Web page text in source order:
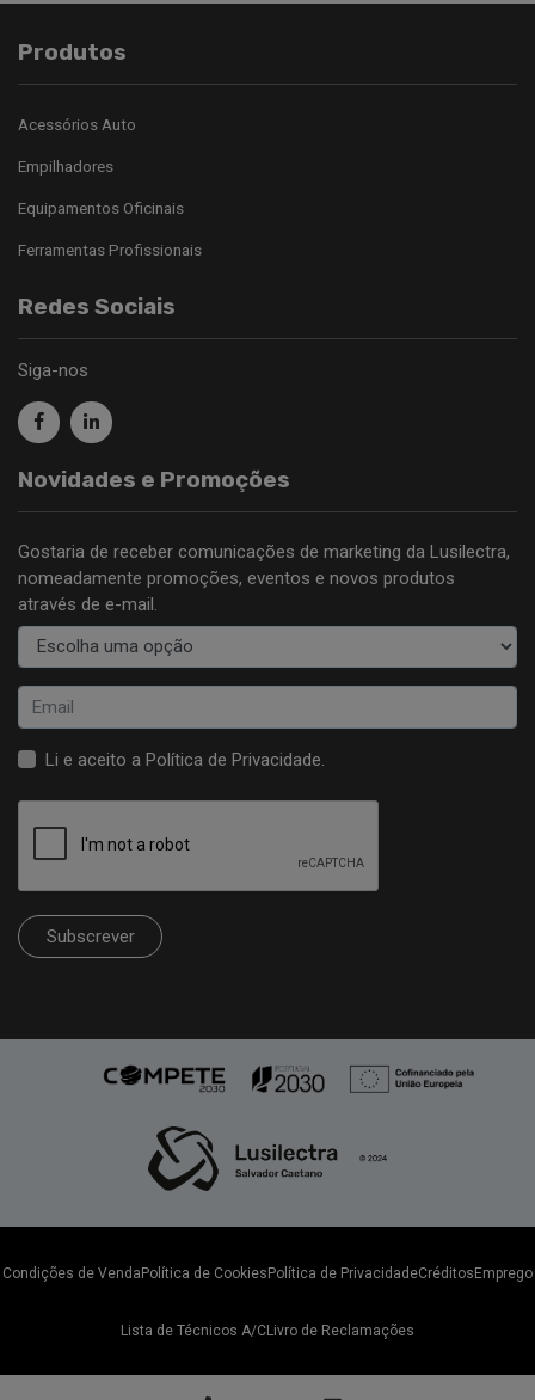
Produtos
Acessórios Auto
Empilhadores
Equipamentos Oficinais
Ferramentas Profissionais
Redes Sociais
Siga-nos
Novidades e Promoções
Gostaria de receber comunicações de marketing da Lusilectra,
nomeadamente promoções, eventos e novos produtos
através de e-mail.
Li e aceito a Política de Privacidade
Subscrever
Condições de VendaPolítica de CookiesPolítica de PrivacidadeCréditosEmprego
Lista de Técnicos A/CLivro de Reclamações